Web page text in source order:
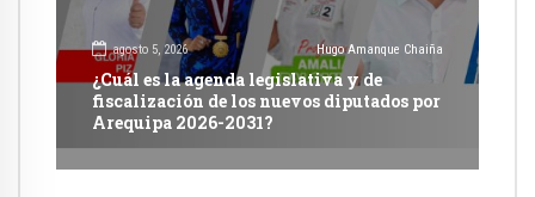
agosto 5, 2026 Hugo Amanque Chaiña
¿Cuál es la agenda legislativa y de
fiscalización de los nuevos diputados por
Arequipa 2026-2031?